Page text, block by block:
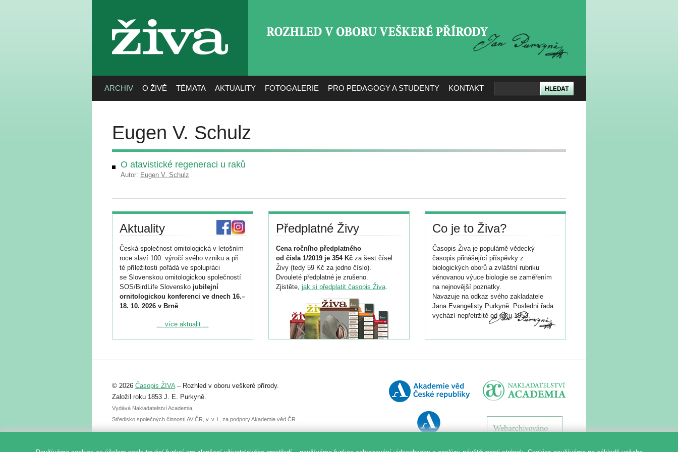
živa
ARCHIV O ŽIVĚ TÉMATA AKTUALITY FOTOGALERIE PRO PEDAGOGY A STUDENTY KONTAKT
Eugen V. Schulz
O atavistické regeneraci u raků
Autor: Eugen V. Schulz
Aktuality
Česká společnost ornitologická v letošním
roce slaví 100. výročí svého vzniku a při
té příležitosti pořádá ve spolupráci
se Slovenskou ornitologickou společností
SOS/BirdLife Slovensko jubilejní
ornitologickou konferenci ve dnech 16.–
18. 10. 2026 v Brně.
Podrobnější informace ke konferenci
Registrovat se můžete do 6. září.
abstraktu přihlášené přednášky nebo
posteru je už 30. června.
... více aktualit ...
Předplatné Živy
Cena ročního předplatného
od čísla 1/2019 je 354 Kč za šest čísel
Živy (tedy 59 Kč za jedno číslo).
Dvouleté předplatné je zrušeno.
Zjistěte, jak si předplatit časopis Živa.
Co je to Živa?
Časopis Živa je populárně vědecký
časopis přinášející příspěvky z
biologických oborů a zvláštní rubriku
věnovanou výuce biologie se zaměřením
na nejnovější poznatky.
Navazuje na odkaz svého zakladatele
Jana Evangelisty Purkyně. Poslední řada
vychází nepřetržitě od roku 1953.
© 2026 Časopis ŽIVA– Rozhled v oboru veškeré přírody.
Založil roku 1853 J. E. Purkyně.
Vydává Nakladatelství Academia,
Středisko společných činností AV ČR, v. v. i., za podpory Akademie věd ČR.